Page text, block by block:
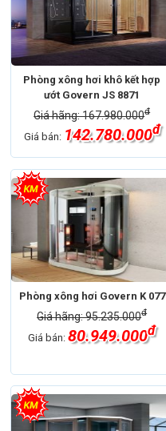
Phòng xông hơi khô kết hợp
ướt Govern JS 8871
Giá hãng: 167.980.000đ
Giá bán: 142.780.000đ
Phòng xông hơi Govern K 077
Giá hãng: 95.235.000đ
Giá bán:80.949.000đ